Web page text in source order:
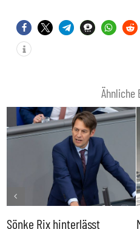
Ähnliche
Sönke Rix hinterlässt